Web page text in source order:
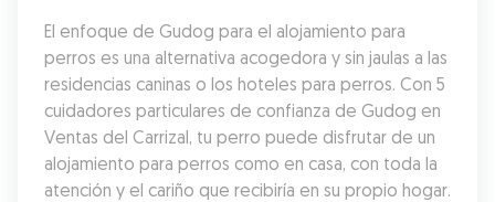
El enfoque de Gudog para el alojamiento para
perros es una alternativa acogedora y sin jaulas a las
residencias caninas o los hoteles para perros. Con 5
cuidadores particulares de confianza de Gudog en
Ventas del Carrizal, tu perro puede disfrutar de un
alojamiento para perros como en casa, con toda la
atención y el cariño que recibiría en su propio hogar.